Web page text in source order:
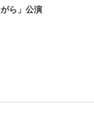
ら」公演